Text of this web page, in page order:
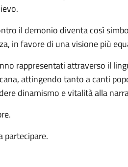
il demonio diventa così
in favore di una visione più
rappresentati attraverso il
attingendo tanto a canti
dinamismo e vitalità alla
partecipare.